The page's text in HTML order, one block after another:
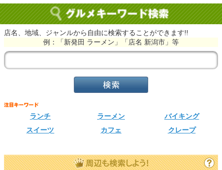
店名、地域、ジャンルから自由に検索することができます!!
例：「新発田 ラーメン」「店名 新潟市」等
ランチ ラーメン
バイキング
スイーツ
カフェ クレープ